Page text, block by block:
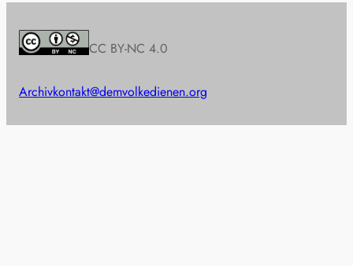
CC BY-NC 4.0
Archivkontakt@demvolkedienen.org